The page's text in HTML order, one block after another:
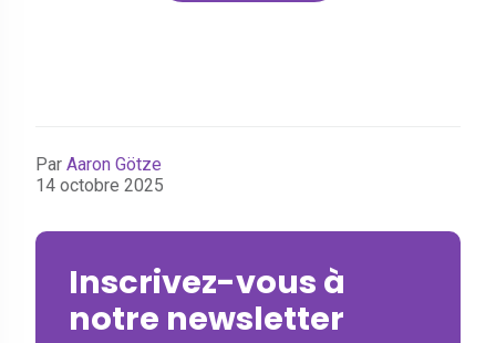
Par Aaron Götze
14 octobre 2025
Inscrivez-vous à
notre newsletter